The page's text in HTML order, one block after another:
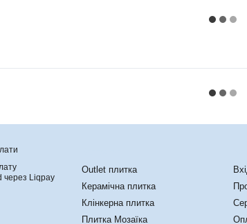
Outlet плитка
Керамічна плитка
Клінкерна плитка
Плитка Мозаїка